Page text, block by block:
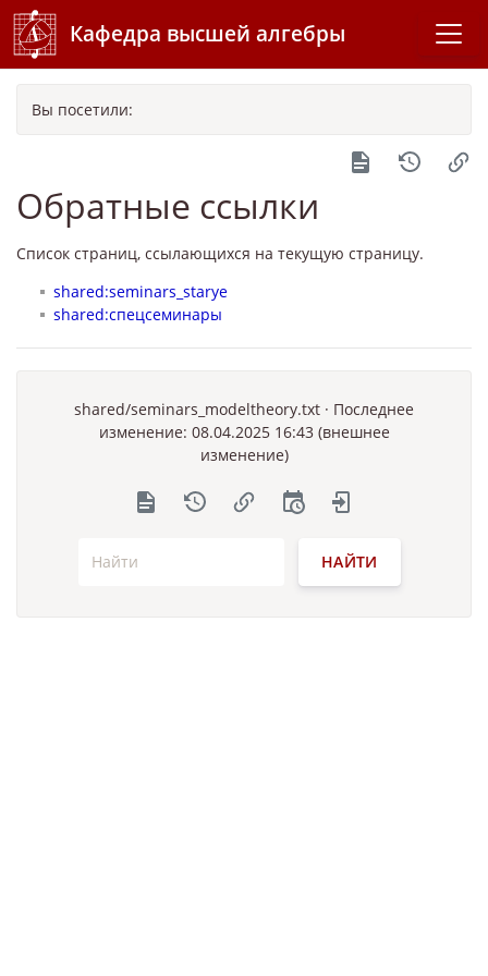
Кафедра высшей алгебры
Вы посетили:
Обратные ссылки
Список страниц, ссылающихся на текущую страницу.
shared:seminars_starye
shared:спецсеминары
shared/seminars_modeltheory.txt · Последнее
изменение: 08.04.2025 16:43 (внешнее
изменение)
НАЙТИ